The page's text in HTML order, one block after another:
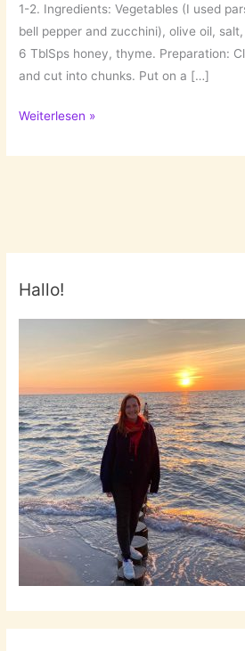
1-2. Ingredients: Vegetables (I used
bell pepper and zucchini), olive oil,
6 TblSps honey, thyme. Preparation:
and cut into chunks. Put on a […]
Roasted
with
Weiterlesen »
Hallo!